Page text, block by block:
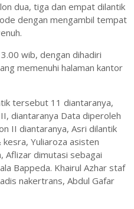
dua, tiga dan empat dilantik
dengan mengambil tempat
wib, dengan dihadiri
memenuhi halaman kantor
tersebut 11 diantaranya,
diantaranya Data diperoleh
II diantaranya, Asri dilantik
Yuliaroza asisten
Aflizar dimutasi sebagai
Bappeda. Khairul Azhar staf
nakertrans, Abdul Gafar